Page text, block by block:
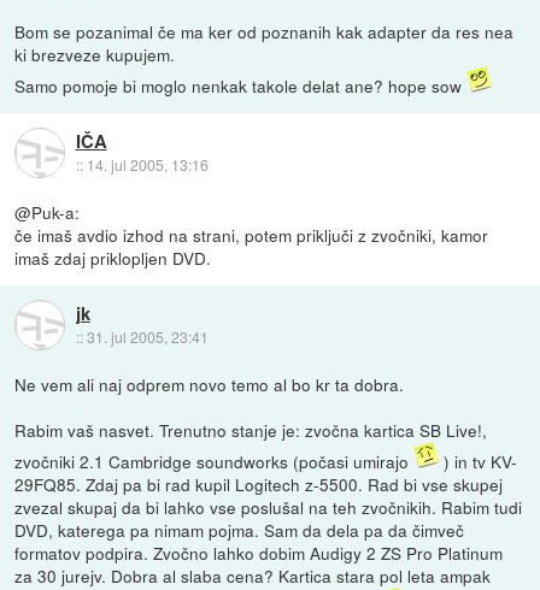
Bom se pozanimal če ma ker od poznanih kak adapter da res nea
ki brezveze kupujem.
Samo pomoje bi moglo nenkak takole delat ane? hope sow
IČA
:: 14. jul 2005, 13:16
@Puk-a:
če imaš avdio izhod na strani, potem priključi z zvočniki, kamor
imaš zdaj priklopljen DVD.
jk
::31. jul 2005, 23:41
Ne vem ali naj odprem novo temo al bo kr ta dobra.
Rabim vaš nasvet. Trenutno stanje je: zvočna kartica SB Live!,
zvočniki 2.1 Cambridge soundworks (počasi umirajo
) in tv KV-
29FQ85. Zdaj pa bi rad kupil Logitech z-5500. Rad bi vse skupej
zvezal skupaj da bi lahko vse poslušal na teh zvočnikih. Rabim tudi
DVD, katerega pa nimam pojma. Sam da dela pa da čimveč
formatov podpira. Zvočno lahko dobim Audigy 2 ZS Pro Platinum
za 30 jurejv. Dobra al slaba cena? Kartica stara pol leta ampak